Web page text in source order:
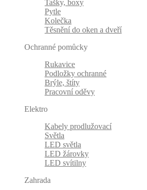
Tašky, boxy
Pytle
Kolečka
Těsnění do oken a dveří
Ochranné pomůcky
Rukavice
Podložky ochranné
Brýle, štíty
Pracovní oděvy
Elektro
Kabely prodlužovací
Světla
LED světla
LED žárovky
LED svítilny
Zahrada